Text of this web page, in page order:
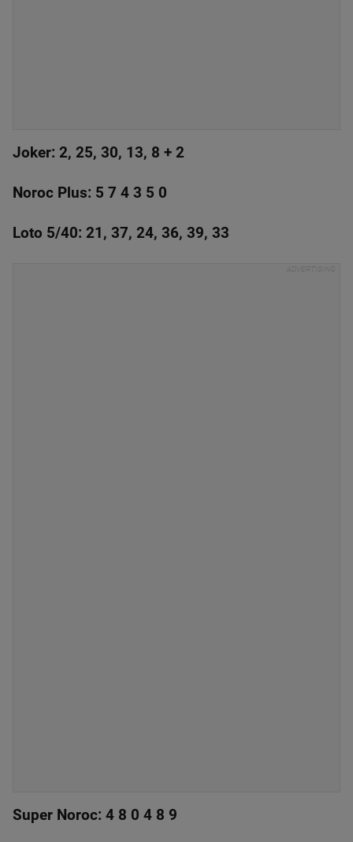
Joker: 2, 25, 30, 13, 8 + 2
Noroc Plus: 5 7 4 3 5 0
Loto 5/40: 21, 37, 24, 36, 39, 33
Super Noroc: 4 8 0 4 8 9